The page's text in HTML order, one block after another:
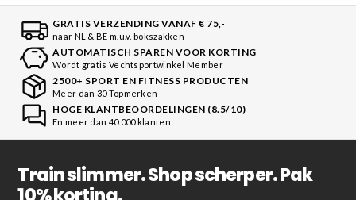
GRATIS VERZENDING VANAF € 75,-
naar NL & BE m.u.v. bokszakken
AUTOMATISCH SPAREN VOOR KORTING
Wordt gratis Vechtsportwinkel Member
2500+ SPORT EN FITNESS PRODUCTEN
Meer dan 30 Topmerken
HOGE KLANTBEOORDELINGEN (8.5/10)
En meer dan 40.000 klanten
Train slimmer. Shop scherper. Pak